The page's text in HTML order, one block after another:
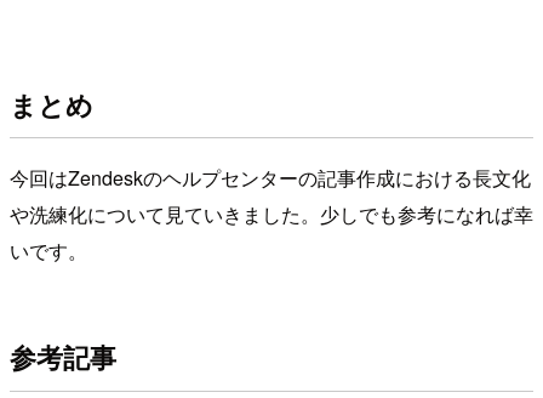
まとめ
今回はZendeskのヘルプセンターの記事作成における長文化
や洗練化について見ていきました。少しでも参考になれば幸
いです。
参考記事